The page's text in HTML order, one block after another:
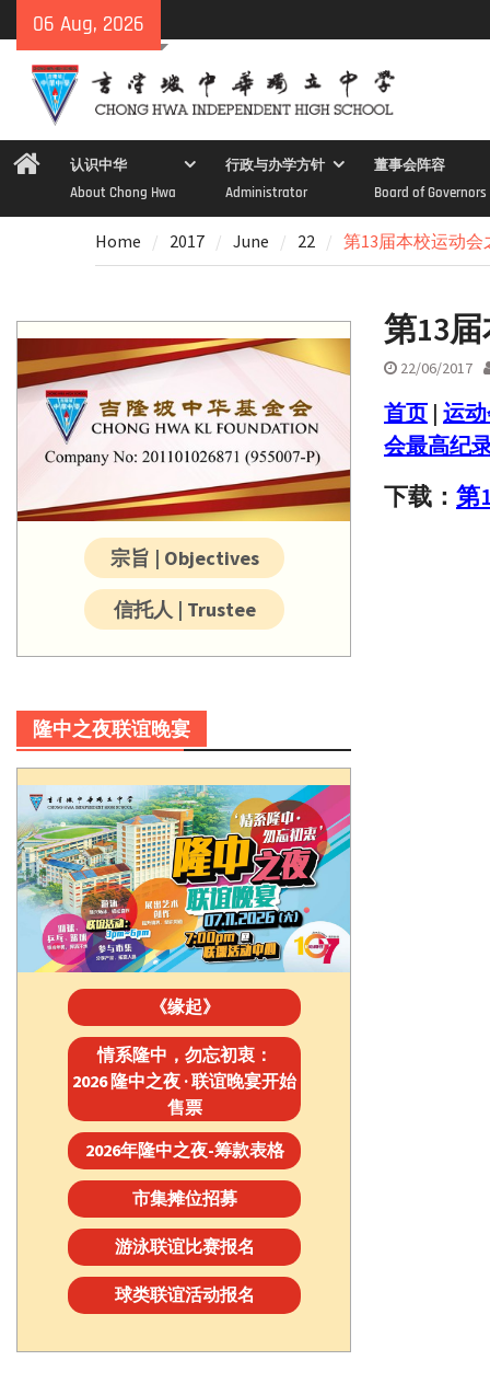
to
content
06 Aug, 2026
Home认识中华
About Chong Hwa
行政与办学方针
Administrator
董事会阵容
Board of Governors
Home 2017 June 22 第13届本校运动
第13
22/06/2017
首页 | 运
会最高纪
下载： 第
宗旨 | Objectives
信托人 | Trustee
隆中之夜联谊晚宴
《缘起》
情系隆中，勿忘初衷：
2026 隆中之夜 · 联谊晚宴开始
售票
2026年隆中之夜-筹款表格
市集摊位招募
游泳联谊比赛报名
球类联谊活动报名